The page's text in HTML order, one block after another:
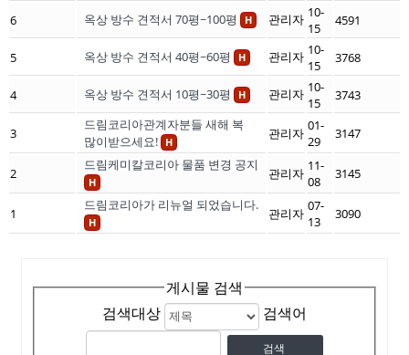
6 옥상 방수 견적서 70평~100평 H 관리자 10-
15
4591
5 옥상 방수 견적서 40평~60평 H 관리자 10-
15
3768
4 옥상 방수 견적서 10평~30평 H 관리자 10-
15
3743
3
드림코리아관계자분들 새해 복
많이받으세요! H
관리자 01-
29
3147
2
드림케미칼코리아 물품 변경 공지
H
관리자 11-
08
3145
1
드림코리아가 리뉴얼 되었습니다.
H
관리자 07-
13
3090
게시물 검색
검색대상
검색어